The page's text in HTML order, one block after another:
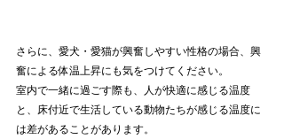
さらに、愛犬・愛猫が興奮しやすい性格の場合、興
奮による体温上昇にも気をつけてください。
室内で一緒に過ごす際も、人が快適に感じる温度
と、床付近で生活している動物たちが感じる温度に
は差があることがあります。